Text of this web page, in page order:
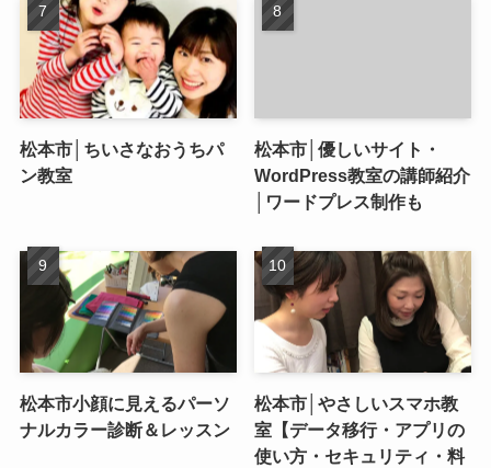
松本市│ちいさなおうちパ
ン教室
松本市│優しいサイト・
WordPress教室の講師紹介
│ワードプレス制作も
松本市小顔に見えるパーソ
ナルカラー診断＆レッスン
松本市│やさしいスマホ教
室【データ移行・アプリの
使い方・セキュリティ・料